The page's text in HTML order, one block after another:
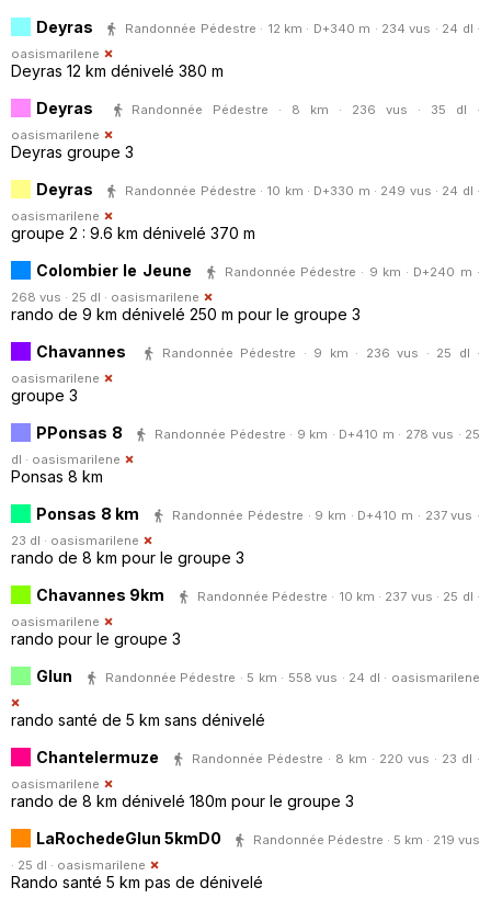
Deyras
Randonnée Pédestre · 12 km · D+340 m · 234 vus · 24 dl ·
oasismarilene
Deyras 12 km dénivelé 380 m
Deyras
Randonnée Pédestre · 8 km · 236 vus · 35 dl ·
oasismarilene
Deyras groupe 3
Deyras
Randonnée Pédestre · 10 km · D+330 m · 249 vus · 24 dl ·
oasismarilene
groupe 2 : 9.6 km dénivelé 370 m
Colombier le Jeune
Randonnée Pédestre · 9 km · D+240 m ·
268 vus · 25 dl · oasismarilene
rando de 9 km dénivelé 250 m pour le groupe 3
Chavannes
Randonnée Pédestre · 9 km · 236 vus · 25 dl ·
oasismarilene
groupe 3
PPonsas 8
Randonnée Pédestre · 9 km · D+410 m · 278 vus · 25
dl · oasismarilene
Ponsas 8 km
Ponsas 8 km
Randonnée Pédestre · 9 km · D+410 m · 237 vus ·
23 dl · oasismarilene
rando de 8 km pour le groupe 3
Chavannes 9km
Randonnée Pédestre · 10 km · 237 vus · 25 dl ·
oasismarilene
rando pour le groupe 3
Glun
Randonnée Pédestre · 5 km · 558 vus · 24 dl · oasismarilene
rando santé de 5 km sans dénivelé
Chantelermuze
Randonnée Pédestre · 8 km · 220 vus · 23 dl ·
oasismarilene
rando de 8 km dénivelé 180m pour le groupe 3
LaRochedeGlun 5kmD0
Randonnée Pédestre · 5 km · 219 vus
· 25 dl · oasismarilene
Rando santé 5 km pas de dénivelé